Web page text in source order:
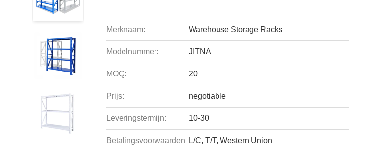
Merknaam: Warehouse Storage Racks
Modelnummer: JITNA
MOQ: 20
Prijs: negotiable
Leveringstermijn: 10-30
Betalingsvoorwaarden: L/C, T/T, Western Union